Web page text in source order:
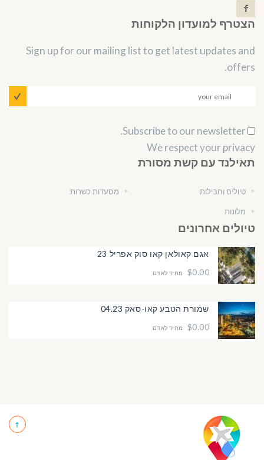
הצטרף למועדון הלקוחות
Sign up for our mailing list to get latest updates and
offers.
We respect your privacy
תאילנד עם קשת מסורת
טיולים וחבילות
מלונות
מסעדות כשרות
טיולים אחרונים
אגם קאולאן קאו סוק אפריל 23
$0.00
מחיר לאדם
שמורת הטבע קאו-סאק 04.23
$0.00
מחיר לאדם